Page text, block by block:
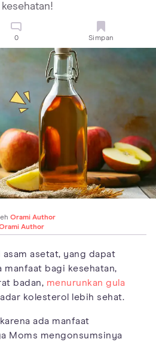
0 Simpan
Orami Author
Author
asetat, yang dapat
manfaat bagi kesehatan,
badan, menurunkan gula
kolesterol lebih sehat.
ada manfaat
Moms mengonsumsinya